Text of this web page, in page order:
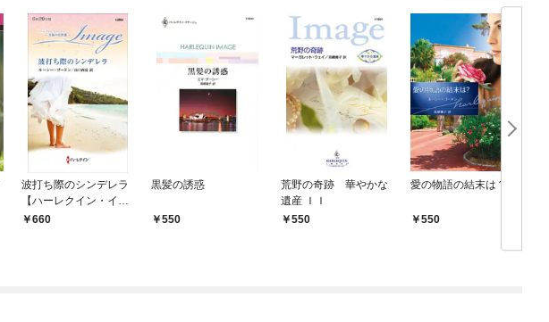
波打ち際のシンデレラ
【ハーレクイン・イマ
ージュ版】
660
黒髪の誘惑
550
荒野の奇跡 華やかな
遺産 ＩＩ
550
愛の物語の結末は？
550